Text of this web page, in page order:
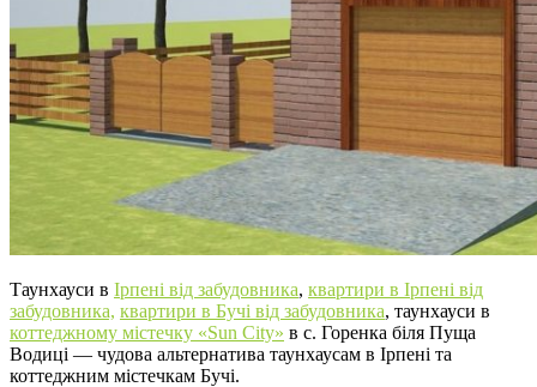
Таунхауси в Ірпені від забудовника, квартири в Ірпені від
забудовника, квартири в Бучі від забудовника, таунхауси в
коттеджному містечку «Sun City» в с. Горенка біля Пуща
Водиці — чудова альтернатива таунхаусам в Ірпені та
коттеджним містечкам Бучі.